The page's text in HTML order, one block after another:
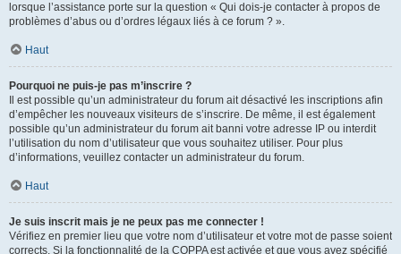
lorsque l’assistance porte sur la question « Qui dois-je contacter à propos de
problèmes d’abus ou d’ordres légaux liés à ce forum ? ».
Haut
Pourquoi ne puis-je pas m’inscrire ?
Il est possible qu’un administrateur du forum ait désactivé les inscriptions afin
d’empêcher les nouveaux visiteurs de s’inscrire. De même, il est également
possible qu’un administrateur du forum ait banni votre adresse IP ou interdit
l’utilisation du nom d’utilisateur que vous souhaitez utiliser. Pour plus
d’informations, veuillez contacter un administrateur du forum.
Haut
Je suis inscrit mais je ne peux pas me connecter !
Vérifiez en premier lieu que votre nom d’utilisateur et votre mot de passe soient
corrects. Si la fonctionnalité de la COPPA est activée et que vous avez spécifié